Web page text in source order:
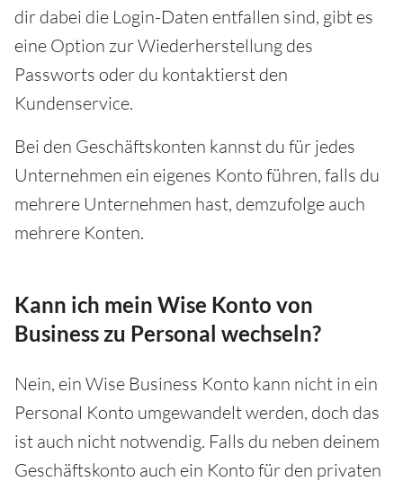
dir dabei die Login-Daten entfallen sind, gibt es
eine Option zur Wiederherstellung des
Passworts oder du kontaktierst den
Kundenservice.
Bei den Geschäftskonten kannst du für jedes
Unternehmen ein eigenes Konto führen, falls du
mehrere Unternehmen hast, demzufolge auch
mehrere Konten.
Kann ich mein Wise Konto von
Business zu Personal wechseln?
Nein, ein Wise Business Konto kann nicht in ein
Personal Konto umgewandelt werden, doch das
ist auch nicht notwendig. Falls du neben deinem
Geschäftskonto auch ein Konto für den privaten